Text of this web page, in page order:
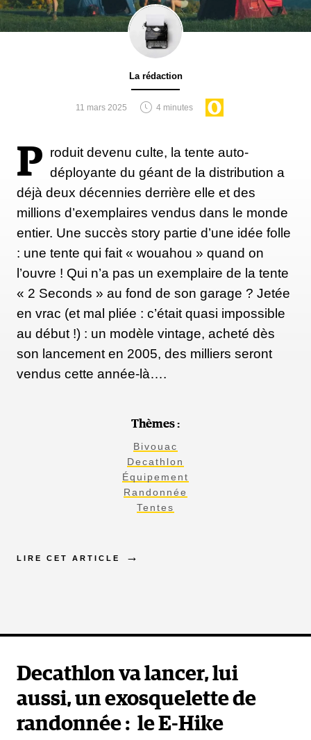
La rédaction
11 mars 2025 4 minutes
P roduit devenu culte, la tente auto-
déployante du géant de la distribution a
déjà deux décennies derrière elle et des
millions d’exemplaires vendus dans le monde
entier. Une succès story partie d’une idée folle
: une tente qui fait « wouahou » quand on
l’ouvre ! Qui n’a pas un exemplaire de la tente
« 2 Seconds » au fond de son garage ? Jetée
en vrac (et mal pliée : c’était quasi impossible
au début !) : un modèle vintage, acheté dès
son lancement en 2005, des milliers seront
vendus cette année-là….
Thèmes :
Bivouac
Decathlon
Équipement
Randonnée
Tentes
LIRE CET ARTICLE
Decathlon va lancer, lui
aussi, un exosquelette de
randonnée : le E-Hike